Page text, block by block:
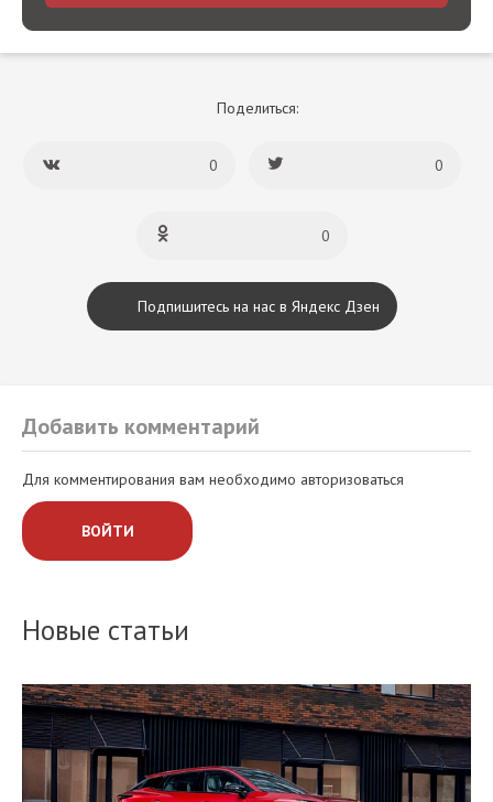
Поделиться:
0 0
0
Подпишитесь на нас в Яндекс Дзен
Добавить комментарий
Для комментирования вам необходимо авторизоваться
ВОЙТИ
Новые статьи